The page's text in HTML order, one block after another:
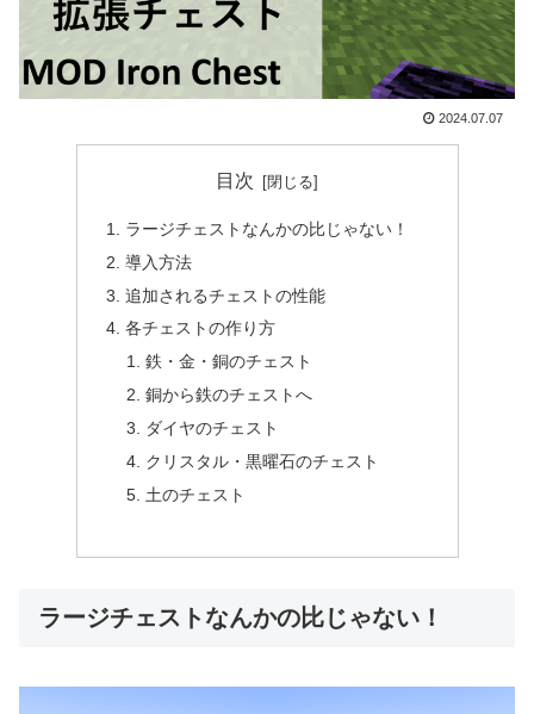
2024.07.07
目次
ラージチェストなんかの比じゃない！
導入方法
追加されるチェストの性能
各チェストの作り方
鉄・金・銅のチェスト
銅から鉄のチェストへ
ダイヤのチェスト
クリスタル・黒曜石のチェスト
土のチェスト
ラージチェストなんかの比じゃない！